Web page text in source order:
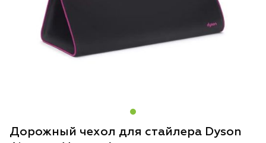
Дорожный чехол для стайлера Dyson